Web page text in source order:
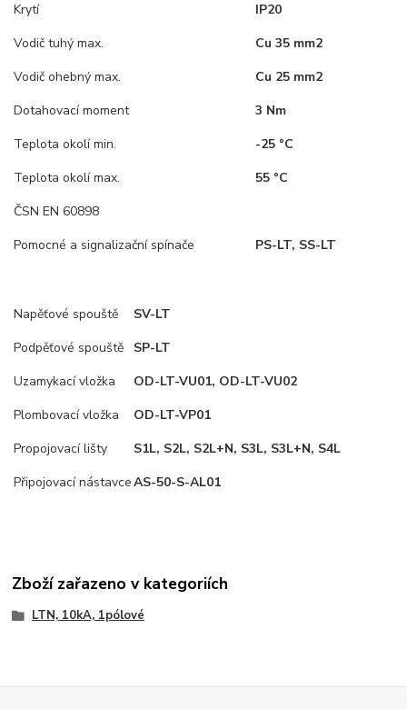
Krytí
IP20
Vodič tuhý max.
Cu 35 mm2
Vodič ohebný max.
Cu 25 mm2
Dotahovací moment
3 Nm
Teplota okolí min.
-25 °C
Teplota okolí max.
55 °C
ČSN EN 60898
Pomocné a signalizační spínače
PS-LT, SS-LT
Napěťové spouště
SV-LT
Podpěťové spouště
SP-LT
Uzamykací vložka
OD-LT-VU01, OD-LT-VU02
Plombovací vložka
OD-LT-VP01
Propojovací lišty
S1L, S2L, S2L+N, S3L, S3L+N, S4L
Připojovací nástavceAS-50-S-AL01
Zboží zařazeno v kategoriích
LTN, 10kA, 1pólové